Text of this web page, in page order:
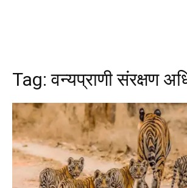
Tag:वन्यप्राणी संरक्षण